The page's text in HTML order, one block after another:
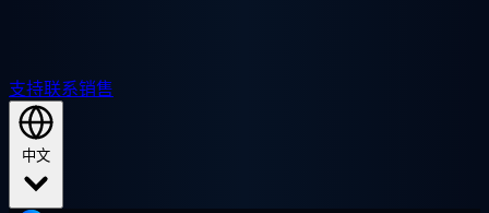
支持联系销售
中文